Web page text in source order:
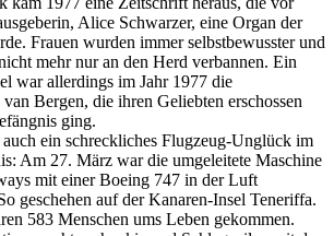
Alice Schwarzer, eine Organ der
Frauen wurden immer selbstbewusster und
mehr nur an den Herd verbannen. Ein
war allerdings im Jahr 1977 die
Bergen, die ihren Geliebten erschossen
ging.
ein schreckliches Flugzeug-Unglück im
Am 27. März war die umgeleitete Maschine
mit einer Boeing 747 in der Luft
geschehen auf der Kanaren-Insel Teneriffa.
583 Menschen ums Leben gekommen.